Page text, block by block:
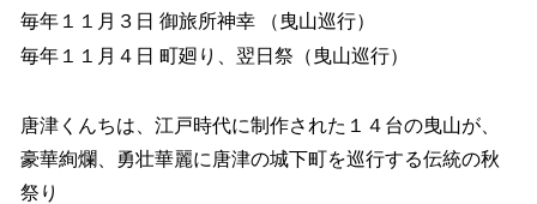
毎年１１月３日 御旅所神幸 （曳山巡行）
毎年１１月４日 町廻り、翌日祭（曳山巡行）
唐津くんちは、江戸時代に制作された１４台の曳山が、
豪華絢爛、勇壮華麗に唐津の城下町を巡行する伝統の秋
祭り